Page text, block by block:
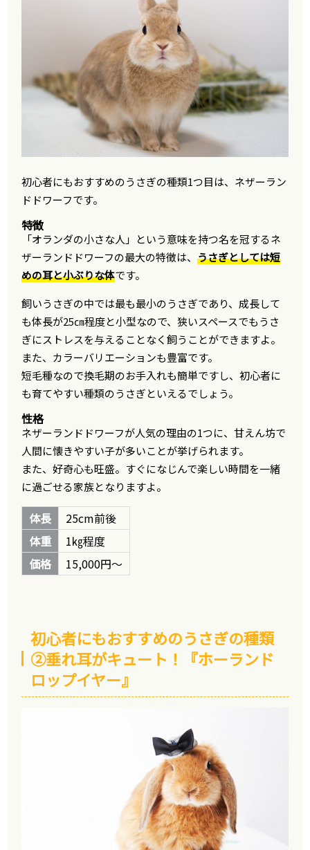
初心者にもおすすめのうさぎの種類1つ目は、ネザーラン
ドドワーフです。
特徴
「オランダの小さな人」という意味を持つ名を冠するネ
ザーランドドワーフの最大の特徴は、うさぎとしては短
めの耳と小ぶりな体です。
飼いうさぎの中では最も最小のうさぎであり、成長して
も体長が25㎝程度と小型なので、狭いスペースでもうさ
ぎにストレスを与えることなく飼うことができますよ。
また、カラーバリエーションも豊富です。
短毛種なので換毛期のお手入れも簡単ですし、初心者に
も育てやすい種類のうさぎといえるでしょう。
性格
ネザーランドドワーフが人気の理由の1つに、甘えん坊で
人間に懐きやすい子が多いことが挙げられます。
また、好奇心も旺盛。すぐになじんで楽しい時間を一緒
に過ごせる家族となりますよ。
体長
25cm前後
体重
1㎏程度
価格
15,000円～
初心者にもおすすめのうさぎの種類
②垂れ耳がキュート！『ホーランド
ロップイヤー』